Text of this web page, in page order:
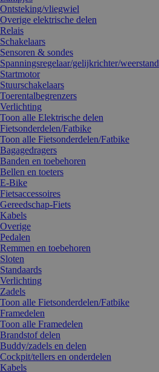
Ontsteking/vliegwiel
Overige elektrische delen
Relais
Schakelaars
Sensoren & sondes
Spanningsregelaar/gelijkrichter/weerstand
Startmotor
Stuurschakelaars
Toerentalbegrenzers
Verlichting
Toon alle Elektrische delen
Fietsonderdelen/Fatbike
Toon alle Fietsonderdelen/Fatbike
Bagagedragers
Banden en toebehoren
Bellen en toeters
E-Bike
Fietsaccessoires
Gereedschap-Fiets
Kabels
Overige
Pedalen
Remmen en toebehoren
Sloten
Standaards
Verlichting
Zadels
Toon alle Fietsonderdelen/Fatbike
Framedelen
Toon alle Framedelen
Brandstof delen
Buddy/zadels en delen
Cockpit/tellers en onderdelen
Kabels